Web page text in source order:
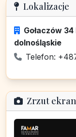
Lokalizacje
Gołaczów
dolnośląskie
Telefon:
Zrzut